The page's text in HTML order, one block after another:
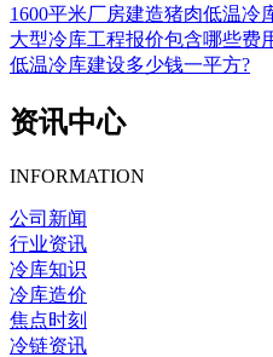
1600平米厂房建造猪肉低温冷
大型冷库工程报价包含哪些费
低温冷库建设多少钱一平方?
资讯中心
INFORMATION
公司新闻
行业资讯
冷库知识
冷库造价
焦点时刻
冷链资讯